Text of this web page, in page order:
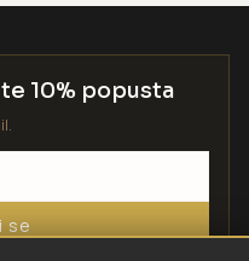
10% popusta
se